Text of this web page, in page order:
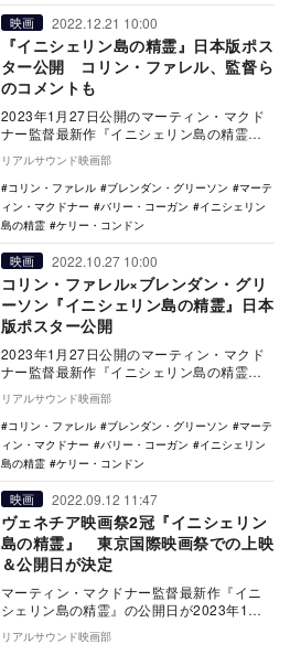
映画 2022.12.21 10:00
『イニシェリン島の精霊』日本版ポス
ター公開 コリン・ファレル、監督ら
のコメントも
2023年1月27日公開のマーティン・マクド
ナー監督最新作『イニシェリン島の精霊』
の日本版ポスタービジュアルが公開され
た。 …
リアルサウンド映画部
コリン・ファレル
ブレンダン・グリーソン
マーテ
ィン・マクドナー
バリー・コーガン
イニシェリン
島の精霊
ケリー・コンドン
映画 2022.10.27 10:00
コリン・ファレル×ブレンダン・グリ
ーソン『イニシェリン島の精霊』日本
版ポスター公開
2023年1月27日公開のマーティン・マクド
ナー監督最新作『イニシェリン島の精霊』
の日本版ポスタービジュアルが公開され
た。 …
リアルサウンド映画部
コリン・ファレル
ブレンダン・グリーソン
マーテ
ィン・マクドナー
バリー・コーガン
イニシェリン
島の精霊
ケリー・コンドン
映画 2022.09.12 11:47
ヴェネチア映画祭2冠『イニシェリン
島の精霊』 東京国際映画祭での上映
＆公開日が決定
マーティン・マクドナー監督最新作『イニ
シェリン島の精霊』の公開日が2023年1月
27日に決定し、第35回東京国際映画祭で上
映され…
リアルサウンド映画部